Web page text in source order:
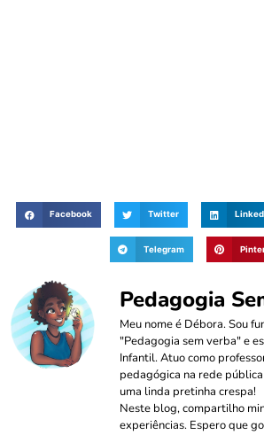
Facebook Twitter
Telegram
Pedagogia
Meu nome é Débora. Sou
"Pedagogia sem verba" e
Infantil. Atuo como
pedagógica na rede
uma linda pretinha crespa!
Neste blog, compartilho
experiências. Espero que